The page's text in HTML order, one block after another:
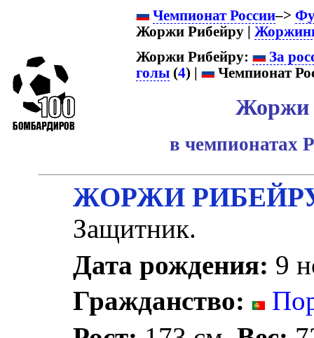
Чемпионат России–>
Жоржи Рибейру |
Жоржи Рибейру:
За
голы(4) | Чемпионат
Жоржи
в чемпионатах
ЖОРЖИ
Защитник.
Дата рождения: 9
Гражданство: